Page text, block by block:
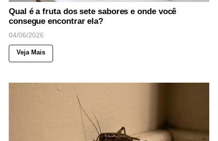
Qual é a fruta dos sete sabores e onde você
consegue encontrar ela?
04/06/2026
Veja Mais